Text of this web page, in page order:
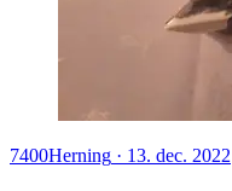
7400Herning · 13. dec. 2022